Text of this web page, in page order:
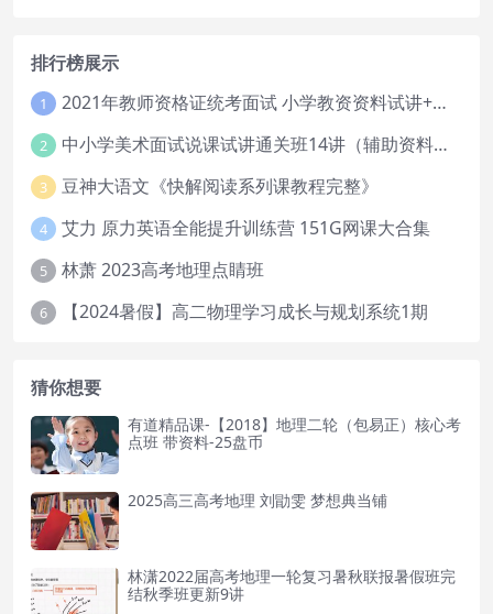
排行榜展示
1 2021年教师资格证统考面试 小学教资资料试讲+答辩
2 中小学美术面试说课试讲通关班14讲（辅助资料第一套）
3 豆神大语文《快解阅读系列课教程完整》
4 艾力 原力英语全能提升训练营 151G网课大合集
5 林萧 2023高考地理点睛班
6 【2024暑假】高二物理学习成长与规划系统1期
猜你想要
有道精品课-【2018】地理二轮（包易正）核心考
点班 带资料-25盘币
2025高三高考地理 刘勖雯 梦想典当铺
林潇2022届高考地理一轮复习暑秋联报暑假班完
结秋季班更新9讲